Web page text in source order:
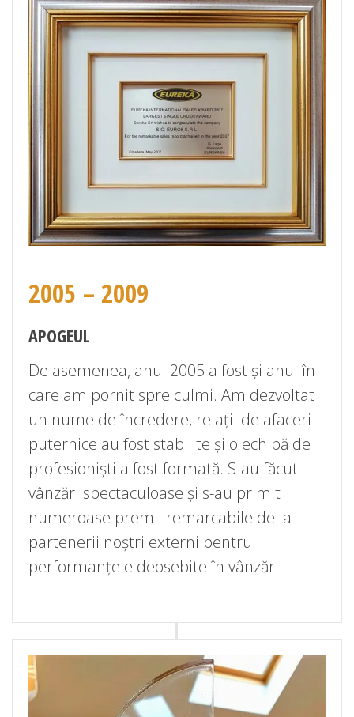
2005 – 2009
APOGEUL
De asemenea, anul 2005 a fost și anul în
care am pornit spre culmi. Am dezvoltat
un nume de încredere, relații de afaceri
puternice au fost stabilite și o echipă de
profesioniști a fost formată. S-au făcut
vânzări spectaculoase și s-au primit
numeroase premii remarcabile de la
partenerii noștri externi pentru
performanțele deosebite în vânzări.